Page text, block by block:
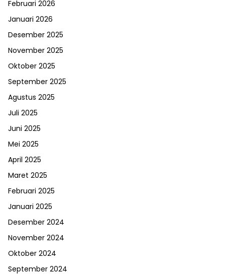
Februari 2026
Januari 2026
Desember 2025
November 2025
Oktober 2025
September 2025
Agustus 2025
Juli 2025
Juni 2025
Mei 2025
April 2025
Maret 2025
Februari 2025
Januari 2025
Desember 2024
November 2024
Oktober 2024
September 2024